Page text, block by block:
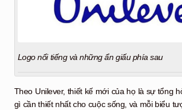
Logo nổi tiếng và những ẩn giấu phía sau
Theo Unilever, thiết kế mới của họ là sự tổng
gì cần thiết nhất cho cuộc sống, và mỗi biểu